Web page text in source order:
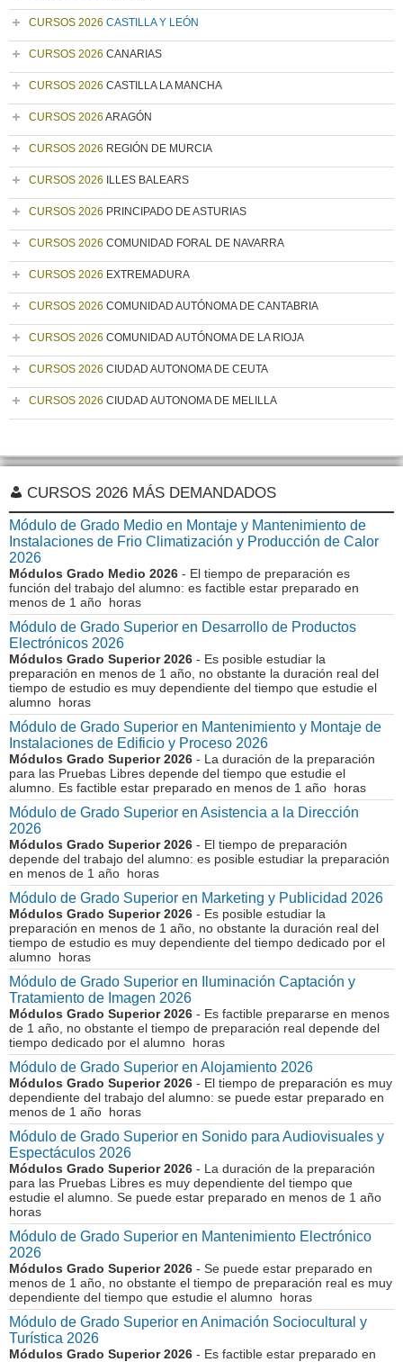
CURSOS 2026 CASTILLA Y LEÓN
CURSOS 2026 CANARIAS
CURSOS 2026 CASTILLA LA MANCHA
CURSOS 2026 ARAGÓN
CURSOS 2026 REGIÓN DE MURCIA
CURSOS 2026 ILLES BALEARS
CURSOS 2026 PRINCIPADO DE ASTURIAS
CURSOS 2026 COMUNIDAD FORAL DE NAVARRA
CURSOS 2026 EXTREMADURA
CURSOS 2026 COMUNIDAD AUTÓNOMA DE CANTABRIA
CURSOS 2026 COMUNIDAD AUTÓNOMA DE LA RIOJA
CURSOS 2026 CIUDAD AUTONOMA DE CEUTA
CURSOS 2026 CIUDAD AUTONOMA DE MELILLA
CURSOS 2026 MÁS DEMANDADOS
Módulo de Grado Medio en Montaje y Mantenimiento de
Instalaciones de Frio Climatización y Producción de Calor
2026
Módulos Grado Medio 2026 - El tiempo de preparación es
función del trabajo del alumno: es factible estar preparado en
menos de 1 año horas
Módulo de Grado Superior en Desarrollo de Productos
Electrónicos 2026
Módulos Grado Superior 2026 - Es posible estudiar la
preparación en menos de 1 año, no obstante la duración real del
tiempo de estudio es muy dependiente del tiempo que estudie el
alumno horas
Módulo de Grado Superior en Mantenimiento y Montaje de
Instalaciones de Edificio y Proceso 2026
Módulos Grado Superior 2026 - La duración de la preparación
para las Pruebas Libres depende del tiempo que estudie el
alumno. Es factible estar preparado en menos de 1 año horas
Módulo de Grado Superior en Asistencia a la Dirección
2026
Módulos Grado Superior 2026 - El tiempo de preparación
depende del trabajo del alumno: es posible estudiar la preparación
en menos de 1 año horas
Módulo de Grado Superior en Marketing y Publicidad 2026
Módulos Grado Superior 2026 - Es posible estudiar la
preparación en menos de 1 año, no obstante la duración real del
tiempo de estudio es muy dependiente del tiempo dedicado por el
alumno horas
Módulo de Grado Superior en Iluminación Captación y
Tratamiento de Imagen 2026
Módulos Grado Superior 2026 - Es factible prepararse en menos
de 1 año, no obstante el tiempo de preparación real depende del
tiempo dedicado por el alumno horas
Módulo de Grado Superior en Alojamiento 2026
Módulos Grado Superior 2026 - El tiempo de preparación es muy
dependiente del trabajo del alumno: se puede estar preparado en
menos de 1 año horas
Módulo de Grado Superior en Sonido para Audiovisuales y
Espectáculos 2026
Módulos Grado Superior 2026 - La duración de la preparación
para las Pruebas Libres es muy dependiente del tiempo que
estudie el alumno. Se puede estar preparado en menos de 1 año
horas
Módulo de Grado Superior en Mantenimiento Electrónico
2026
Módulos Grado Superior 2026 - Se puede estar preparado en
menos de 1 año, no obstante el tiempo de preparación real es muy
dependiente del tiempo que estudie el alumno horas
Módulo de Grado Superior en Animación Sociocultural y
Turística 2026
Módulos Grado Superior 2026 - Es factible estar preparado en